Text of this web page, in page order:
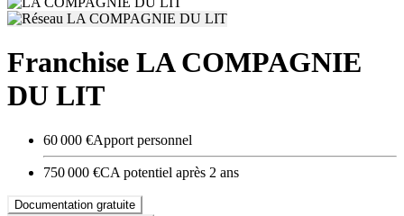
Franchise LA COMPAGNIE
DU LIT
60 000 €Apport personnel
750 000 €CA potentiel après 2 ans
Documentation gratuite